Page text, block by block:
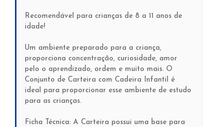
Recomendável para crianças de 8 a 11 anos de
idade!
Um ambiente preparado para a criança,
proporciona concentração, curiosidade, amor
pelo o aprendizado, ordem e muito mais. O
Conjunto de Carteira com Cadeira Infantil é
ideal para proporcionar esse ambiente de estudo
para as crianças.
Ficha Técnica: A Carteira possui uma base para